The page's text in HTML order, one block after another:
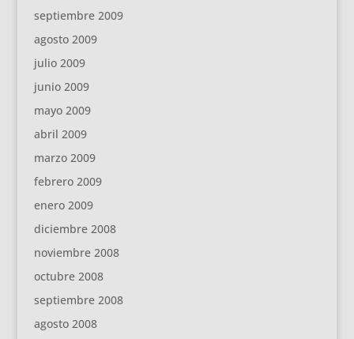
septiembre 2009
agosto 2009
julio 2009
junio 2009
mayo 2009
abril 2009
marzo 2009
febrero 2009
enero 2009
diciembre 2008
noviembre 2008
octubre 2008
septiembre 2008
agosto 2008